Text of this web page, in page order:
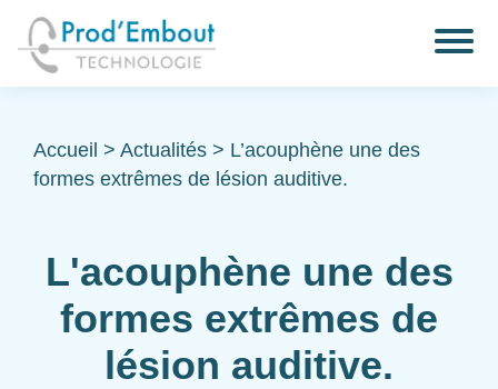
Accueil > Actualités > L’acouphène une des
formes extrêmes de lésion auditive.
L'acouphène une des
formes extrêmes de
lésion auditive.